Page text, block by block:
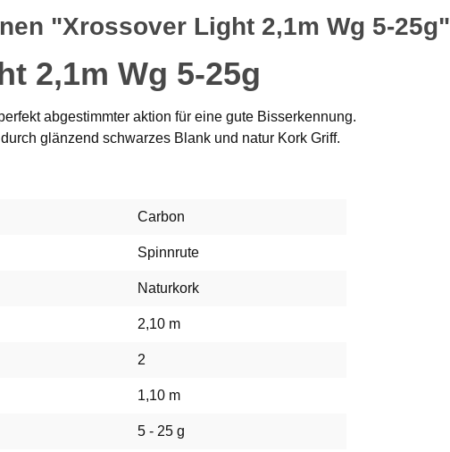
"Xrossover Light 2,1m Wg 5-25g"
2,1m Wg 5-25g
abgestimmter aktion für eine gute Bisserkennung.
glänzend schwarzes Blank und natur Kork Griff.
Carbon
Spinnrute
Naturkork
2,10 m
2
1,10 m
5 - 25 g